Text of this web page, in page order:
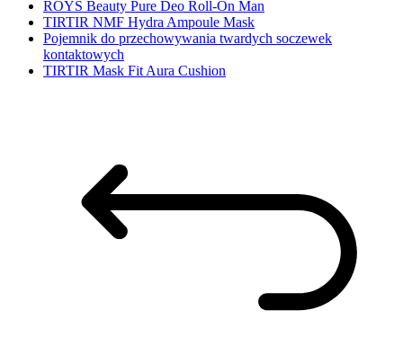
ROYS Beauty Pure Deo Roll-On Man
TIRTIR NMF Hydra Ampoule Mask
Pojemnik do przechowywania twardych soczewek
kontaktowych
TIRTIR Mask Fit Aura Cushion